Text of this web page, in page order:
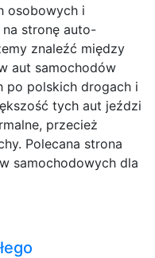
osobowych i
stronę auto-
znaleźć między
aut samochodów
po polskich drogach i
tych aut jeździ
przecież
Polecana strona
samochodowych dla